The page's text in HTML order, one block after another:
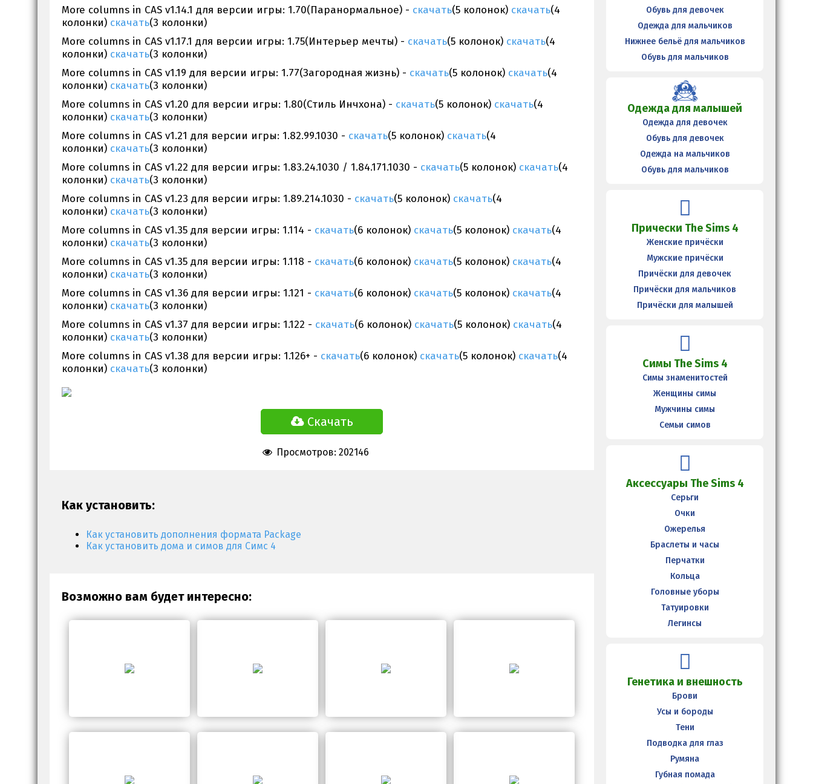
More columns in CAS v1.14.1 для версии игры: 1.70(Паранормальное) - скачать(5 колонок) скачать(4
колонки) скачать(3 колонки)
More columns in CAS v1.17.1 для версии игры: 1.75(Интерьер мечты) - скачать(5 колонок) скачать(4
колонки) скачать(3 колонки)
More columns in CAS v1.19 для версии игры: 1.77(Загородная жизнь) - скачать(5 колонок) скачать(4
колонки) скачать(3 колонки)
More columns in CAS v1.20 для версии игры: 1.80(Стиль Инчхона) - скачать(5 колонок) скачать(4
колонки) скачать(3 колонки)
More columns in CAS v1.21 для версии игры: 1.82.99.1030 - скачать(5 колонок) скачать(4
колонки) скачать(3 колонки)
More columns in CAS v1.22 для версии игры: 1.83.24.1030 / 1.84.171.1030 - скачать(5 колонок) скачать(4
колонки) скачать(3 колонки)
More columns in CAS v1.23 для версии игры: 1.89.214.1030 - скачать(5 колонок) скачать(4
колонки) скачать(3 колонки)
More columns in CAS v1.35 для версии игры: 1.114 - скачать(6 колонок) скачать(5 колонок) скачать(4
колонки) скачать(3 колонки)
More columns in CAS v1.35 для версии игры: 1.118 - скачать(6 колонок) скачать(5 колонок) скачать(4
колонки) скачать(3 колонки)
More columns in CAS v1.36 для версии игры: 1.121 - скачать(6 колонок) скачать(5 колонок) скачать(4
колонки) скачать(3 колонки)
More columns in CAS v1.37 для версии игры: 1.122 - скачать(6 колонок) скачать(5 колонок) скачать(4
колонки) скачать(3 колонки)
More columns in CAS v1.38 для версии игры: 1.126+ - скачать(6 колонок) скачать(5 колонок) скачать(4
колонки) скачать(3 колонки)
Скачать
Просмотров: 202146
Как установить:
Как установить дополнения формата Package
Как установить дома и симов для Симс 4
Возможно вам будет интересно:
Обувь для девочек
Одежда для мальчиков
Нижнее бельё для мальчиков
Обувь для мальчиков
Одежда для малышей
Одежда для девочек
Обувь для девочек
Одежда на мальчиков
Обувь для мальчиков
Прически The Sims 4
Женские причёски
Мужские причёски
Причёски для девочек
Причёски для мальчиков
Причёски для малышей
Симы The Sims 4
Симы знаменитостей
Женщины симы
Мужчины симы
Семьи симов
Аксессуары The Sims 4
Серьги
Очки
Ожерелья
Браслеты и часы
Перчатки
Кольца
Головные уборы
Татуировки
Легинсы
Генетика и внешность
Брови
Усы и бороды
Тени
Подводка для глаз
Румяна
Губная помада